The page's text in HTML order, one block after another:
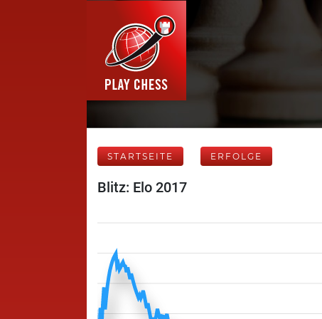
STARTSEITE ERFOLGE
Blitz: Elo 2017